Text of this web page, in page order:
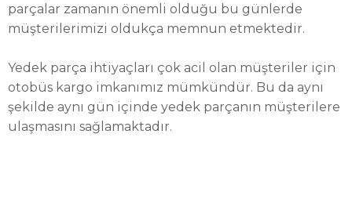
parçalar zamanın önemli olduğu bu günlerde
müşterilerimizi oldukça memnun etmektedir.
Yedek parça ihtiyaçları çok acil olan müşteriler için
otobüs kargo imkanımız mümkündür. Bu da aynı
şekilde aynı gün içinde yedek parçanın müşterilere
ulaşmasını sağlamaktadır.